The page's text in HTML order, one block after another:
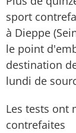
sport
à Dieppe
le point
destination
lundi de
Les tests ont
contrefaites